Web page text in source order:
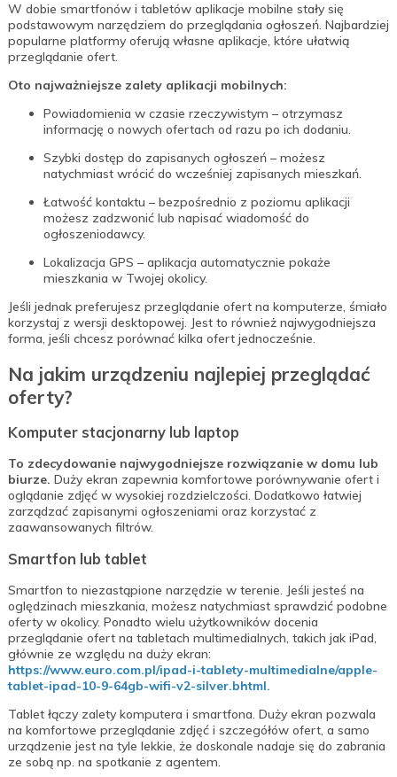
W dobie smartfonów i tabletów aplikacje mobilne stały się
podstawowym narzędziem do przeglądania ogłoszeń. Najbardziej
popularne platformy oferują własne aplikacje, które ułatwią
przeglądanie ofert.
Oto najważniejsze zalety aplikacji mobilnych:
Powiadomienia w czasie rzeczywistym – otrzymasz
informację o nowych ofertach od razu po ich dodaniu.
Szybki dostęp do zapisanych ogłoszeń – możesz
natychmiast wrócić do wcześniej zapisanych mieszkań.
Łatwość kontaktu – bezpośrednio z poziomu aplikacji
możesz zadzwonić lub napisać wiadomość do
ogłoszeniodawcy.
Lokalizacja GPS – aplikacja automatycznie pokaże
mieszkania w Twojej okolicy.
Jeśli jednak preferujesz przeglądanie ofert na komputerze, śmiało
korzystaj z wersji desktopowej. Jest to również najwygodniejsza
forma, jeśli chcesz porównać kilka ofert jednocześnie.
Na jakim urządzeniu najlepiej przeglądać
oferty?
Komputer stacjonarny lub laptop
To zdecydowanie najwygodniejsze rozwiązanie w domu lub
biurze. Duży ekran zapewnia komfortowe porównywanie ofert i
oglądanie zdjęć w wysokiej rozdzielczości. Dodatkowo łatwiej
zarządzać zapisanymi ogłoszeniami oraz korzystać z
zaawansowanych filtrów.
Smartfon lub tablet
Smartfon to niezastąpione narzędzie w terenie. Jeśli jesteś na
oględzinach mieszkania, możesz natychmiast sprawdzić podobne
oferty w okolicy. Ponadto wielu użytkowników docenia
przeglądanie ofert na tabletach multimedialnych, takich jak iPad,
głównie ze względu na duży ekran:
https://www.euro.com.pl/ipad-i-tablety-multimedialne/apple-
tablet-ipad-10-9-64gb-wifi-v2-silver.bhtml.
Tablet łączy zalety komputera i smartfona. Duży ekran pozwala
na komfortowe przeglądanie zdjęć i szczegółów ofert, a samo
urządzenie jest na tyle lekkie, że doskonale nadaje się do zabrania
ze sobą np. na spotkanie z agentem.